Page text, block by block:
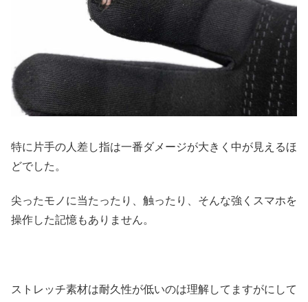
特に片手の人差し指は一番ダメージが大きく中が見えるほ
どでした。
尖ったモノに当たったり、触ったり、そんな強くスマホを
操作した記憶もありません。
ストレッチ素材は耐久性が低いのは理解してますがにして